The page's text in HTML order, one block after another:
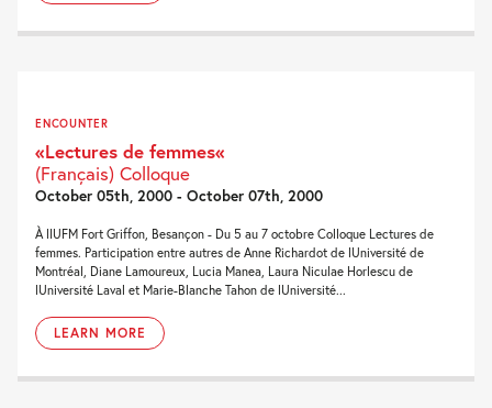
ENCOUNTER
«Lectures de femmes«
(Français) Colloque
October 05th, 2000 - October 07th, 2000
À lIUFM Fort Griffon, Besançon - Du 5 au 7 octobre Colloque Lectures de
femmes. Participation entre autres de Anne Richardot de lUniversité de
Montréal, Diane Lamoureux, Lucia Manea, Laura Niculae Horlescu de
lUniversité Laval et Marie-Blanche Tahon de lUniversité...
LEARN MORE